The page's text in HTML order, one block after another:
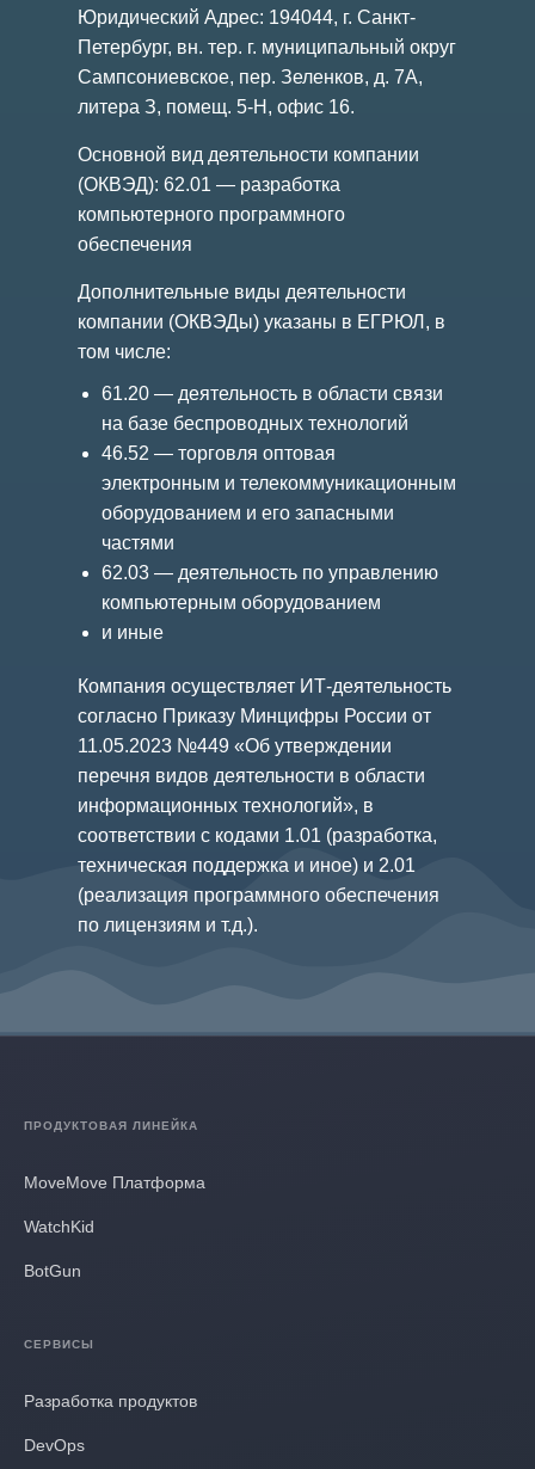
Юридический Адрес: 194044, г. Санкт-
Петербург, вн. тер. г. муниципальный округ
Сампсониевское, пер. Зеленков, д. 7А,
литера З, помещ. 5-Н, офис 16.
Основной вид деятельности компании
(ОКВЭД): 62.01 — разработка
компьютерного программного
обеспечения
Дополнительные виды деятельности
компании (ОКВЭДы) указаны в ЕГРЮЛ, в
том числе:
61.20 — деятельность в области связи
на базе беспроводных технологий
46.52 — торговля оптовая
электронным и телекоммуникационным
оборудованием и его запасными
частями
62.03 — деятельность по управлению
компьютерным оборудованием
и иные
Компания осуществляет ИТ-деятельность
согласно Приказу Минцифры России от
11.05.2023 №449 «Об утверждении
перечня видов деятельности в области
информационных технологий», в
соответствии с кодами 1.01 (разработка,
техническая поддержка и иное) и 2.01
(реализация программного обеспечения
по лицензиям и т.д.).
ПРОДУКТОВАЯ ЛИНЕЙКА
MoveMove Платформа
WatchKid
BotGun
СЕРВИСЫ
Разработка продуктов
DevOps